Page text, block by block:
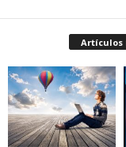
Artículos